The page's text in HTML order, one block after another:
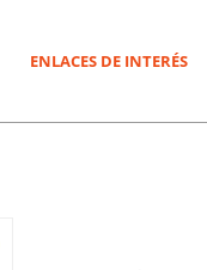
ENLACES DE INTERÉS